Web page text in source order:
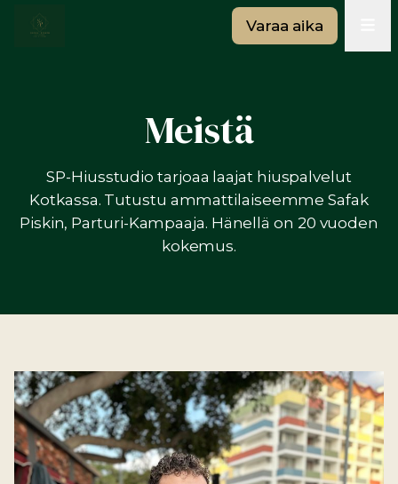
Varaa aika
Meistä
SP-Hiusstudio tarjoaa laajat hiuspalvelut
Kotkassa. Tutustu ammattilaiseemme Safak
Piskin, Parturi-Kampaaja. Hänellä on 20 vuoden
kokemus.